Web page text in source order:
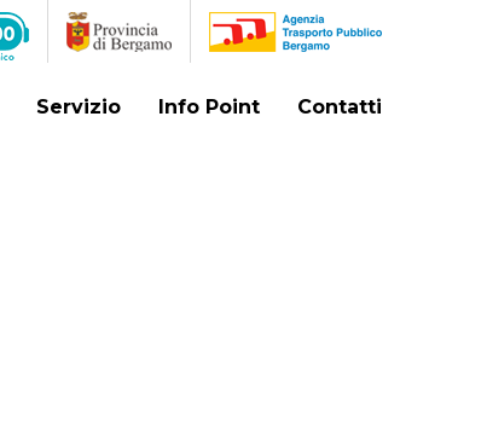
Servizio Info Point Contatti